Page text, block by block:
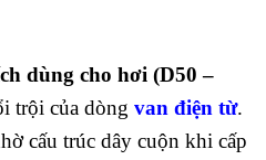
dùng cho hơi (D50 –
trội của dòng van điện từ.
cấu trúc dây cuộn khi cấp